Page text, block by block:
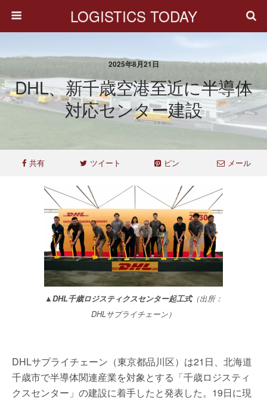
LOGISTICS TODAY
2025年8月21日
DHL、新千歳空港至近に半導体
対応センター建設
共有 ツイート ピン メール
▲DHL千歳ロジスティクスセンター起工式（出所：
DHLサプライチェーン）
DHLサプライチェーン（東京都品川区）は21日、北海道
千歳市で半導体関連産業を対象とする「千歳ロジスティ
クスセンター」の建設に着手したと発表した。19日に現